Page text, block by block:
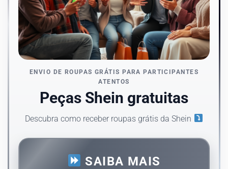
ENVIO DE ROUPAS GRÁTIS PARA PARTICIPANTES
ATENTOS
Peças Shein gratuitas
Descubra como receber roupas grátis da Shein
SAIBA MAIS